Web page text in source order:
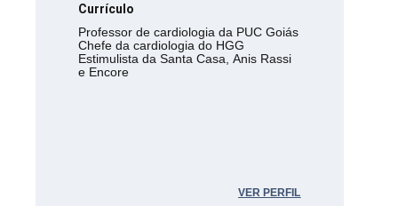
Currículo
Professor de cardiologia da PUC Goiás
Chefe da cardiologia do HGG
Estimulista da Santa Casa, Anis Rassi
e Encore
VER PERFIL